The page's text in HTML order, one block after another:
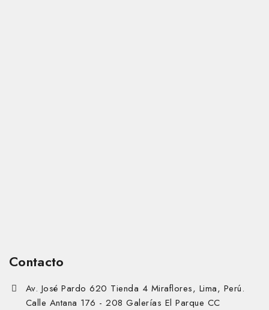
Contacto
Av. José Pardo 620 Tienda 4 Miraflores, Lima, Perú.
Calle Antana 176 - 208 Galerías El Parque CC